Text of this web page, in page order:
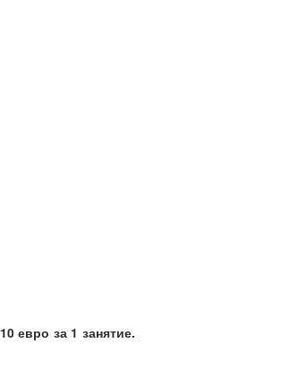
10 евро за 1 занятие.